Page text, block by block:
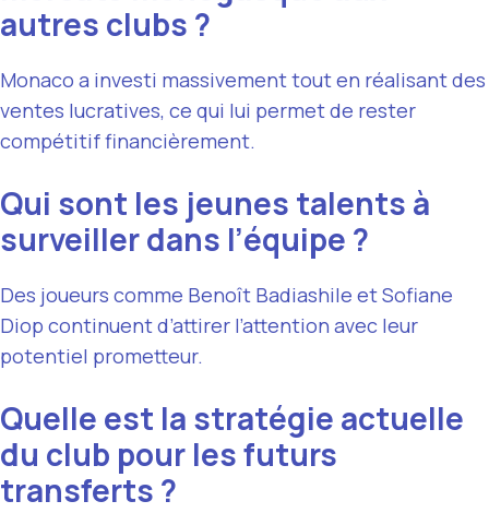
autres clubs ?
Monaco a investi massivement tout en réalisant des
ventes lucratives, ce qui lui permet de rester
compétitif financièrement.
Qui sont les jeunes talents à
surveiller dans l’équipe ?
Des joueurs comme Benoît Badiashile et Sofiane
Diop continuent d’attirer l’attention avec leur
potentiel prometteur.
Quelle est la stratégie actuelle
du club pour les futurs
transferts ?